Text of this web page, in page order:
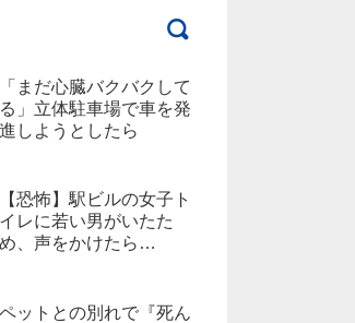
「まだ心臓バクバクして
る」立体駐車場で車を発
進しようとしたら
【恐怖】駅ビルの女子ト
イレに若い男がいたた
め、声をかけたら…
ペットとの別れで『死ん